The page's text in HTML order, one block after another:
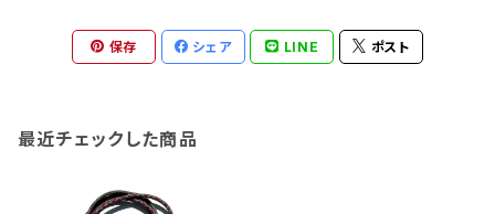
保存 シェア LINE ポスト
最近チェックした商品